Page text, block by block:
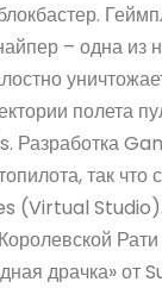
– одна из
полета
так
(Virtual Studio).
драчка» от